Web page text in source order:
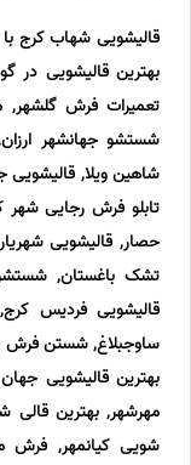
قالیشویی شهاب کرج
بهترین قالیشویی
تعمیرات فرش گلشهر,
شستشو جهانشهر
شاهین ویلا,
تابلو فرش رجایی
حصار, قالیشویی
تشک باغستان,
قالیشویی فردیس
ساوجبلاغ, شستن فرش
بهترین قالیشویی
مهرشهر, بهترین قالی
شویی کیانمهر, فرش